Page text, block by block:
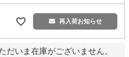
再入荷お知らせ
だいま在庫がございません。